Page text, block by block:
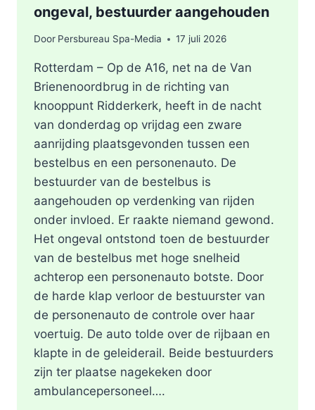
ongeval, bestuurder aangehouden
Door Persbureau Spa-Media 17 juli 2026
Rotterdam – Op de A16, net na de Van
Brienenoordbrug in de richting van
knooppunt Ridderkerk, heeft in de nacht
van donderdag op vrijdag een zware
aanrijding plaatsgevonden tussen een
bestelbus en een personenauto. De
bestuurder van de bestelbus is
aangehouden op verdenking van rijden
onder invloed. Er raakte niemand gewond.
Het ongeval ontstond toen de bestuurder
van de bestelbus met hoge snelheid
achterop een personenauto botste. Door
de harde klap verloor de bestuurster van
de personenauto de controle over haar
voertuig. De auto tolde over de rijbaan en
klapte in de geleiderail. Beide bestuurders
zijn ter plaatse nagekeken door
ambulancepersoneel….